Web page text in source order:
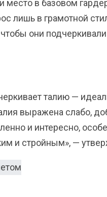
место в базовом
лишь в грамотной
они
талию —
выражена слабо,
и интересно,
и стройным», —